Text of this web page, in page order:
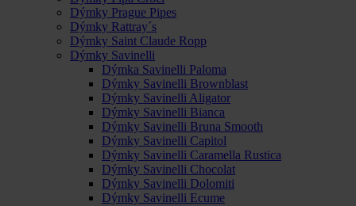
Dýmky Prague Pipes
Dýmky Rattray´s
Dýmky Saint Claude Ropp
Dýmky Savinelli
Dýmka Savinelli Paloma
Dýmky Savinelli Brownblast
Dýmky Savinelli Aligator
Dýmky Savinelli Bianca
Dýmky Savinelli Bruna Smooth
Dýmky Savinelli Capitol
Dýmky Savinelli Caramella Rustica
Dýmky Savinelli Chocolat
Dýmky Savinelli Dolomiti
Dýmky Savinelli Ecume